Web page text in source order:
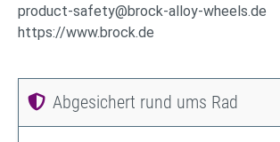
product-safety@brock-alloy-wheels.de
https://www.brock.de
Abgesichert rund ums Rad